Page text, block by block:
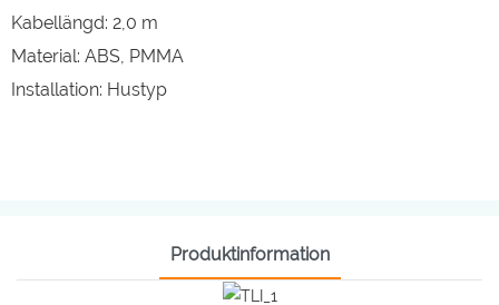
Kabellängd: 2,0 m
Material: ABS, PMMA
Installation: Hustyp
Produktinformation